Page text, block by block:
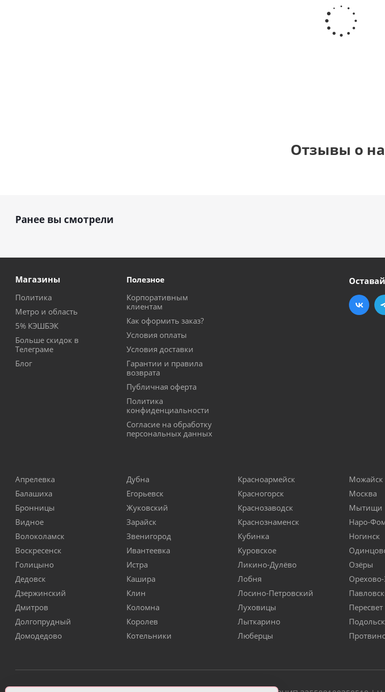
сердце,
моя
любовь
Отзывы о
Ранее вы смотрели
Магазины
Политика
Метро и область
5% КЭШБЭК
Больше скидок в
Телеграме
Блог
Полезное
Корпоративным
клиентам
Как оформить заказ?
Условия оплаты
Условия доставки
Гарантии и правила
возврата
Публичная оферта
Политика
конфиденциальности
Согласие на обработку
персональных данных
Апрелевка
Балашиха
Бронницы
Видное
Волоколамск
Воскресенск
Голицыно
Дедовск
Дзержинский
Дмитров
Долгопрудный
Домодедово
Дубна
Егорьевск
Жуковский
Зарайск
Звенигород
Ивантеевка
Истра
Кашира
Клин
Коломна
Королев
Котельники
Красноармейск
Красногорск
Краснозаводск
Краснознаменск
Кубинка
Куровское
Ликино-Дулёво
Лобня
Лосино-Петровский
Луховицы
Лыткарино
Люберцы
Можайск
Москва
Мытищи
Наро-
Ногинск
Озёры
Пересвет
Подольск